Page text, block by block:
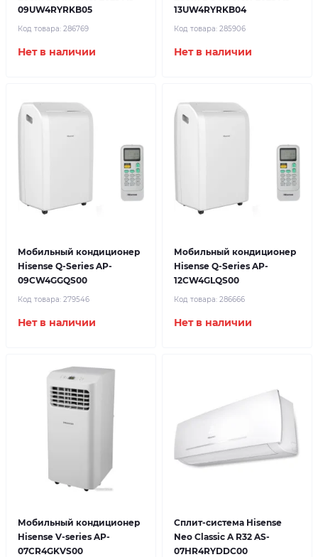
09UW4RYRKB05
Код товара: 286769
Нет в наличии
13UW4RYRKB04
Код товара: 285906
Нет в наличии
Мобильный кондиционер
Hisense Q-Series AP-
09CW4GGQS00
Код товара: 279546
Нет в наличии
Мобильный кондиционер
Hisense Q-Series AP-
12CW4GLQS00
Код товара: 286666
Нет в наличии
Мобильный кондиционер
Hisense V-series AP-
07CR4GKVS00
Сплит-система Hisense
Neo Classic A R32 AS-
07HR4RYDDC00